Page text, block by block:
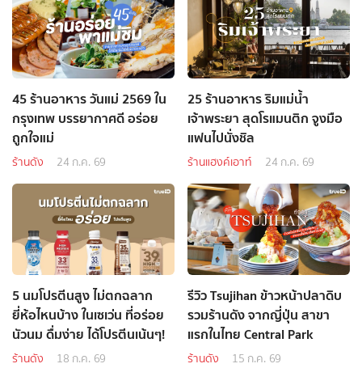
45 ร้านอาหาร วันแม่ 2569 ใน
กรุงเทพ บรรยากาศดี อร่อย
ถูกใจแม่
ร้านดัง 24 ก.ค. 69
25 ร้านอาหาร ริมแม่น้ำ
เจ้าพระยา สุดโรแมนติก จูงมือ
แฟนไปนั่งชิล
ร้านแฮงค์เอาท์ 24 ก.ค. 69
5 นมโปรตีนสูง ไม่ตกฉลาก
ยี่ห้อไหนบ้าง ในเซเว่น ที่อร่อย
นัวนม ดื่มง่าย ได้โปรตีนเน้นๆ!
ร้านดัง 18 ก.ค. 69
รีวิว Tsujihan ข้าวหน้าปลาดิบ
รวมร้านดัง จากญี่ปุ่น สาขา
แรกในไทย Central Park
ร้านดัง 15 ก.ค. 69